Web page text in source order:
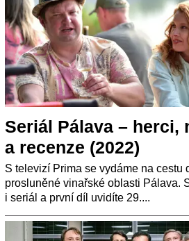
Seriál Pálava – herci,
a recenze (2022)
S televizí Prima se vydáme na cestu
prosluněné vinařské oblasti Pálava.
i seriál a první díl uvidíte 29....